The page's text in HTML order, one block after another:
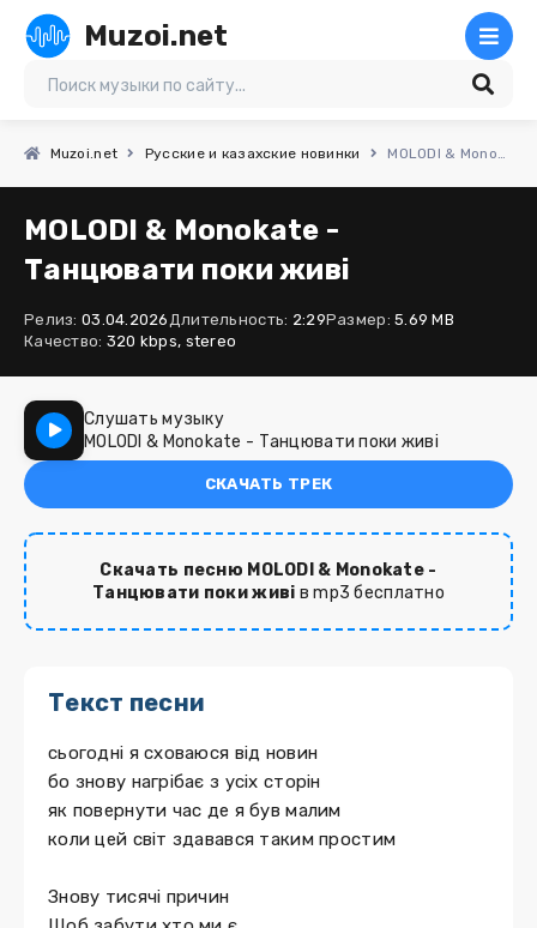
Muzoi.net
Muzoi.net Русские и казахские новинки MOLODI & Monokate - Танцювати поки живі
MOLODI & Monokate -
Танцювати поки живі
Релиз: 03.04.2026Длительность: 2:29Размер: 5.69 MB
Качество: 320 kbps, stereo
Слушать музыку
MOLODI & Monokate - Танцювати поки живі
СКАЧАТЬ ТРЕК
Скачать песню MOLODI & Monokate -
Танцювати поки живі в mp3 бесплатно
Текст песни
сьогодні я сховаюся від новин
бо знову нагрібає з усіх сторін
як повернути час де я був малим
коли цей світ здавався таким простим
Знову тисячі причин